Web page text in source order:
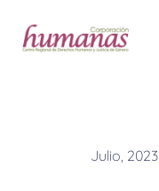
Julio, 2023